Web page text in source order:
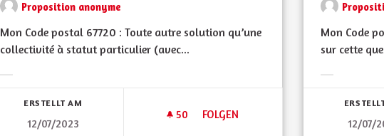
Proposition anonyme
Mon Code postal 67720 : Toute autre solution qu’une
collectivité à statut particulier (avec...
ERSTELLT AM
12/07/2023
50 50 FOLLOWER
FOLGEN
QUEL TYPE DE COLLECTIVITÉ
Mon Code
sur cette
12/07/